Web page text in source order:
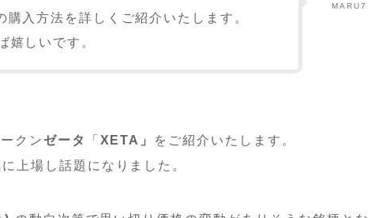
MARU7
購入方法を詳しくご紹介いたします。
嬉しいです。
クン ゼータ 「XETA」 をご紹介いたします。
上場し話題になりました。